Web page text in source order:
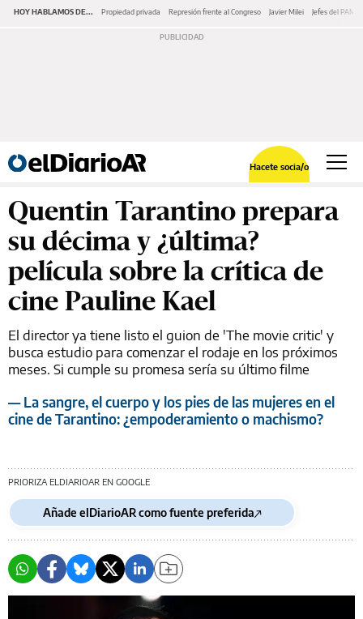
HOY HABLAMOS DE... Propiedad privada Represión frente al Congreso Javier Milei Jefes del PAMI
Hacete socia/o
Quentin Tarantino prepara
su décima y ¿última?
película sobre la crítica de
cine Pauline Kael
El director ya tiene listo el guion de 'The movie critic' y
busca estudio para comenzar el rodaje en los próximos
meses. Si cumple su promesa sería su último filme
— La sangre, el cuerpo y los pies de las mujeres en el
cine de Tarantino: ¿empoderamiento o machismo?
PRIORIZA ELDIARIOAR EN GOOGLE
Añade elDiarioAR como fuente preferida